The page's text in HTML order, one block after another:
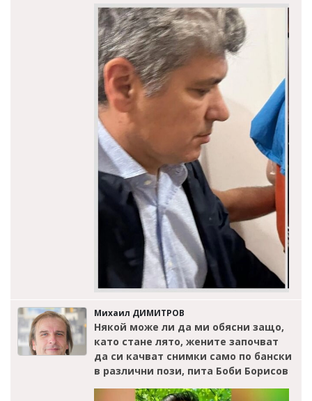
Михаил ДИМИТРОВ
Някой може ли да ми обясни защо,
като стане лято, жените започват
да си качват снимки само по бански
в различни пози, пита Боби Борисов